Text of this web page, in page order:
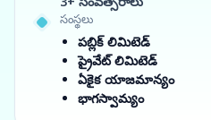
సంస్థలు
పబ్లిక్ లిమిటెడ్
ప్రైవేట్ లిమిటెడ్
ఏకైక యాజమాన్యం
భాగస్వామ్యం